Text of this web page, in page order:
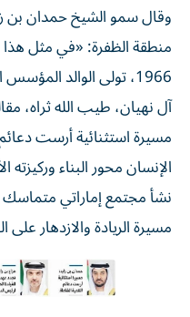
وقال سمو الشيخ حمدان بن
منطقة الظفرة: «في مثل
1966، تولى الوالد
آل نهيان، طيب الله ثراه،
مسيرة استثنائية أرست
الإنسان محور البناء
نشأ مجتمع إماراتي متماسك
مسيرة الريادة والازدهار على